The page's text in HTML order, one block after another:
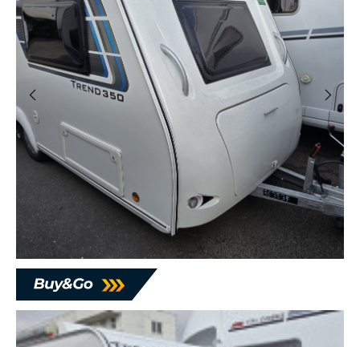
CARAVANS
MOTORHOMES IN VERHUUR
ONDERHOUD
Vorige Volgende